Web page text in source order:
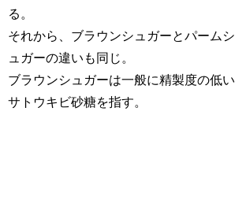
る。
それから、ブラウンシュガーとパームシ
ュガーの違いも同じ。
ブラウンシュガーは一般に精製度の低い
サトウキビ砂糖を指す。